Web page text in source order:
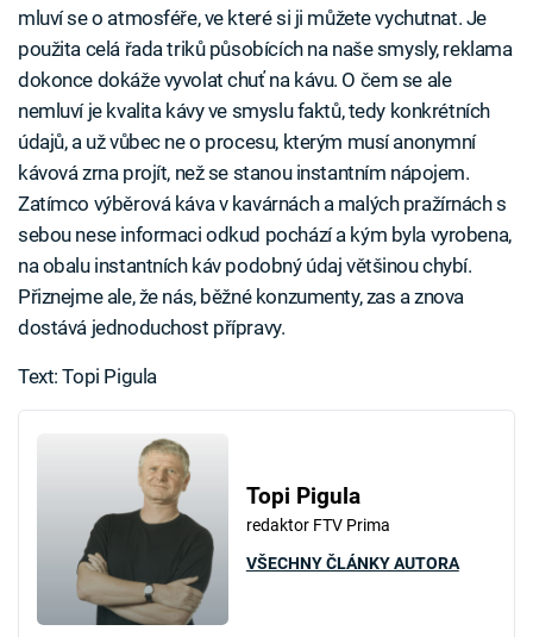
mluví se o atmosféře, ve které si ji můžete vychutnat. Je
použita celá řada triků působících na naše smysly, reklama
dokonce dokáže vyvolat chuť na kávu. O čem se ale
nemluví je kvalita kávy ve smyslu faktů, tedy konkrétních
údajů, a už vůbec ne o procesu, kterým musí anonymní
kávová zrna projít, než se stanou instantním nápojem.
Zatímco výběrová káva v kavárnách a malých pražírnách s
sebou nese informaci odkud pochází a kým byla vyrobena,
na obalu instantních káv podobný údaj většinou chybí.
Přiznejme ale, že nás, běžné konzumenty, zas a znova
dostává jednoduchost přípravy.
Text: Topi Pigula
Topi Pigula
redaktor FTV Prima
VŠECHNY ČLÁNKY AUTORA